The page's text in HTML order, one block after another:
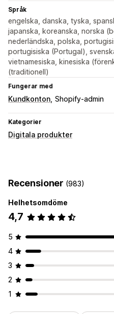
Språk
engelska, danska, tyska,
japanska, koreanska, norska
nederländska, polska,
portugisiska (Portugal),
vietnamesiska, kinesiska
(traditionell)
Fungerar med
Kundkonton Shopify-admin
Kategorier
Digitala produkter
Programvara Videor
Nedladdningshantering
E-postleverans
Filsäkerhet
Filvärdtjänst
Recensioner (983)
Helhetsomdöme
4,7
5
4
3
2
1